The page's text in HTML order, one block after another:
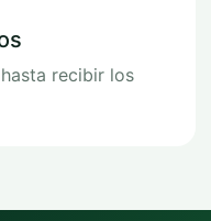
recibir los